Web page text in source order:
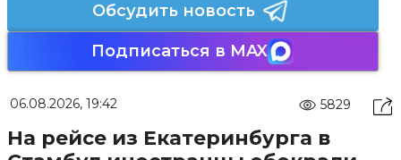
Обсудить новость
Подписаться в MAX
06.08.2026, 19:42 5829
На рейсе из Екатеринбурга в